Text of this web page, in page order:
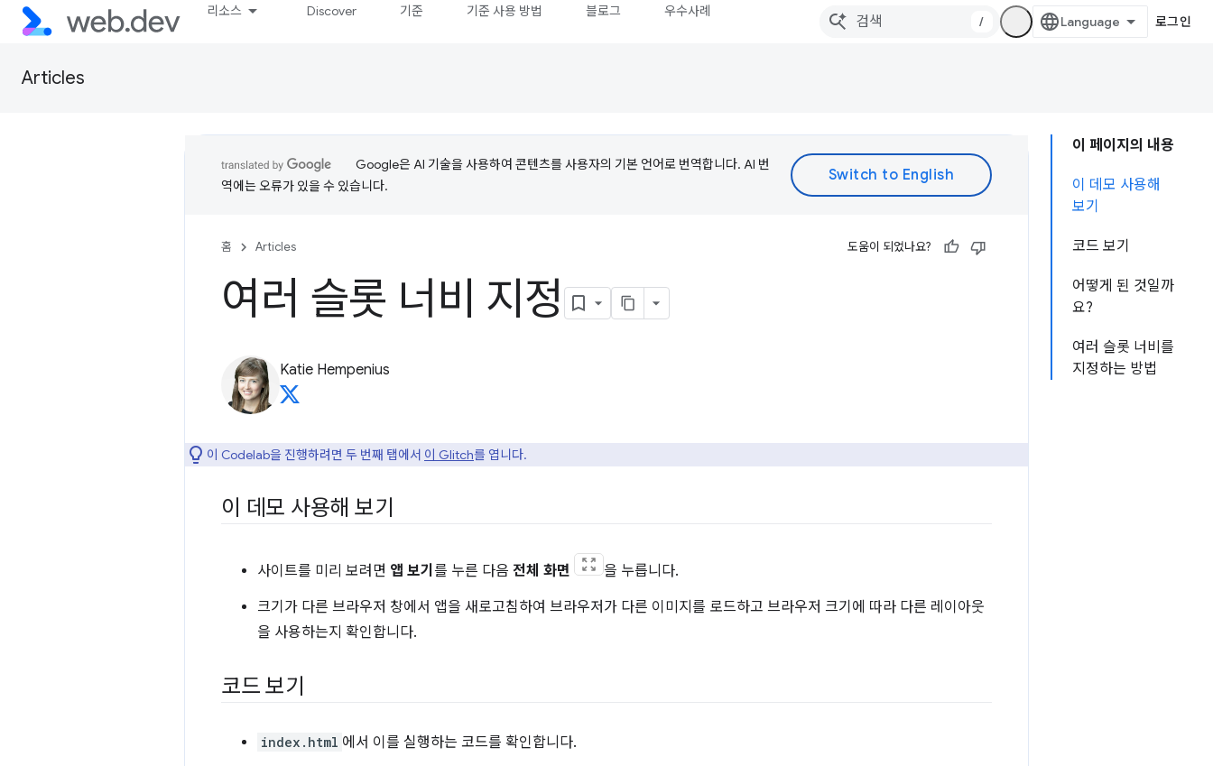
리소스 Discover 기준 기준 사용 방법 블로그 우수사례
/ 로그인
Articles
이 페이지의 내용
이 데모 사용해
보기
코드 보기
어떻게 된 것일까
요?
여러 슬롯 너비를
지정하는 방법
Google은 AI 기술을 사용하여 콘텐츠를 사용자의 기본 언어로 번역합니다. AI 번
역에는 오류가 있을 수 있습니다.
홈 Articles 도움이 되었나요?
여러 슬롯 너비 지정
Katie Hempenius
이 Codelab을 진행하려면 두 번째 탭에서 이 Glitch를 엽니다.
이 데모 사용해 보기
사이트를 미리 보려면 앱 보기 를 누른 다음 전체 화면
을 누릅니다.
크기가 다른 브라우저 창에서 앱을 새로고침하여 브라우저가 다른 이미지를 로드하고 브라우저 크기에 따라 다른 레이아웃
을 사용하는지 확인합니다.
코드 보기
index.html 에서 이를 실행하는 코드를 확인합니다.